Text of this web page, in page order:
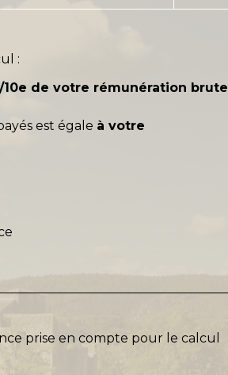
:
10e de votre rémunération brute
est égale à votre
prise en compte pour le calcul